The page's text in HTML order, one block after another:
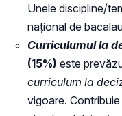
Unele discipline/
național de
Curriculumul la
(15%) este
curriculum la
vigoare.